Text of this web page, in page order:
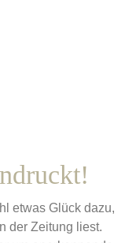
etwas Glück dazu,
der Zeitung liest.